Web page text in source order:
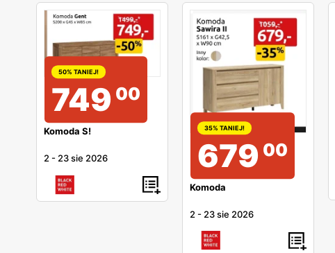
50% TANIEJ!
749 00
Komoda S!
2 - 23 sie 2026
35% TANIEJ!
679 00
Komoda
2 - 23 sie 2026